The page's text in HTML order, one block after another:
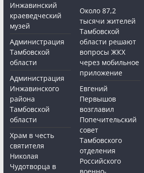
Инжавинский
краеведческий
музей
Администрация
Тамбовской
области
Администрация
Инжавинского
района
Тамбовской
области
Храм в честь
святителя
Николая
Чудотворца в
Около 87,2
тысячи жителей
Тамбовской
области решают
вопросы ЖКХ
через мобильное
приложение
Евгений
Первышов
возглавил
Попечительский
совет
Тамбовского
отделения
Российского